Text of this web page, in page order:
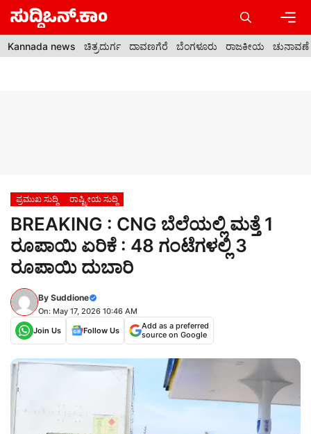
Skip
content
Kannada news ಚಿತ್ರದುರ್ಗ ದಾವಣಗೆರೆ ಬೆಂಗಳೂರು ರಾಜಕೀಯ ಚುನಾವಣೆ
ಪ್ರಮುಖ ಸುದ್ದಿ ರಾಷ್ಟ್ರೀಯ ಸುದ್ದಿ
BREAKING : CNG ಬೆಲೆಯಲ್ಲಿ ಮತ್ತೆ 1
ರೂಪಾಯಿ ಏರಿಕೆ : 48 ಗಂಟೆಗಳಲ್ಲಿ 3
ರೂಪಾಯಿ ದುಬಾರಿ
By Suddione
On: May 17, 2026 10:46 AM
Join Us
Follow Us
Add as a preferred
source on Google